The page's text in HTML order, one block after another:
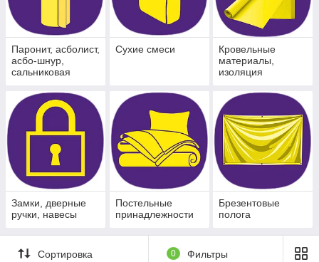
Паронит, асболист,
асбо-шнур,
сальниковая
Сухие смеси
Кровельные
материалы,
изоляция
Замки, дверные
ручки, навесы
Постельные
принадлежности
Брезентовые
полога
Сортировка 0 Фильтры